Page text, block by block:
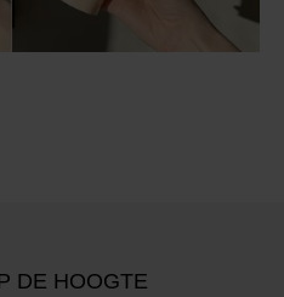
DE HOOGTE